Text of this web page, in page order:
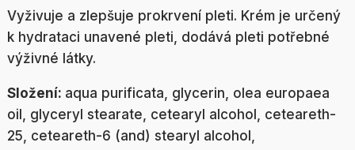
Vyživuje a zlepšuje prokrvení pleti. Krém je určený
k hydrataci unavené pleti, dodává pleti potřebné
výživné látky.
Složení: aqua purificata, glycerin, olea europaea
oil, glyceryl stearate, cetearyl alcohol, ceteareth-
25, ceteareth-6 (and) stearyl alcohol,